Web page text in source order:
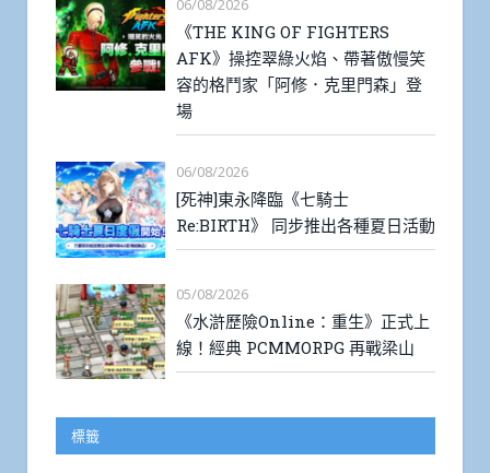
06/08/2026
《THE KING OF FIGHTERS
AFK》操控翠綠火焰、帶著傲慢笑
容的格鬥家「阿修．克里門森」登
場
06/08/2026
[死神]東永降臨《七騎士
Re:BIRTH》 同步推出各種夏日活動
05/08/2026
《水滸歷險Online：重生》正式上
線！經典 PCMMORPG 再戰梁山
標籤